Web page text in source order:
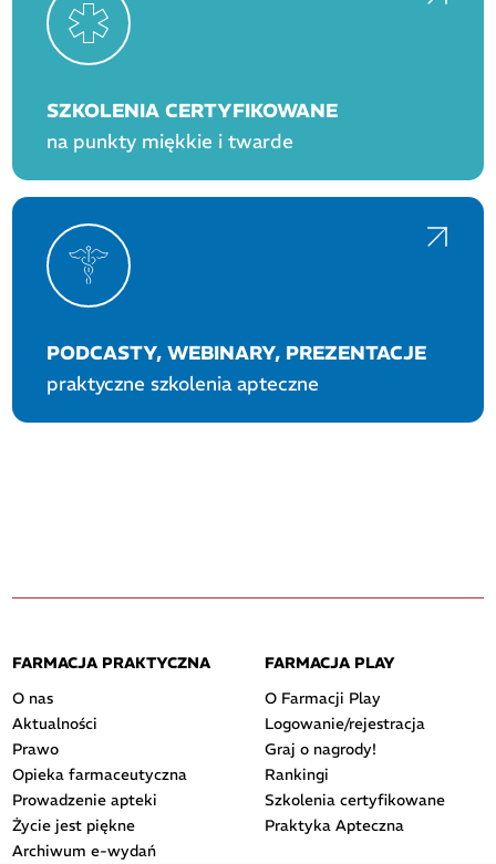
SZKOLENIA CERTYFIKOWANE
na punkty miękkie i twarde
PODCASTY, WEBINARY, PREZENTACJE
praktyczne szkolenia apteczne
FARMACJA PRAKTYCZNA
O nas
Aktualności
Prawo
Opieka farmaceutyczna
Prowadzenie apteki
Życie jest piękne
Archiwum e-wydań
FARMACJA PLAY
O Farmacji Play
Logowanie/rejestracja
Graj o nagrody!
Rankingi
Szkolenia certyfikowane
Praktyka Apteczna